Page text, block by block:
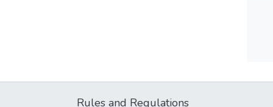
Rules and Regulations